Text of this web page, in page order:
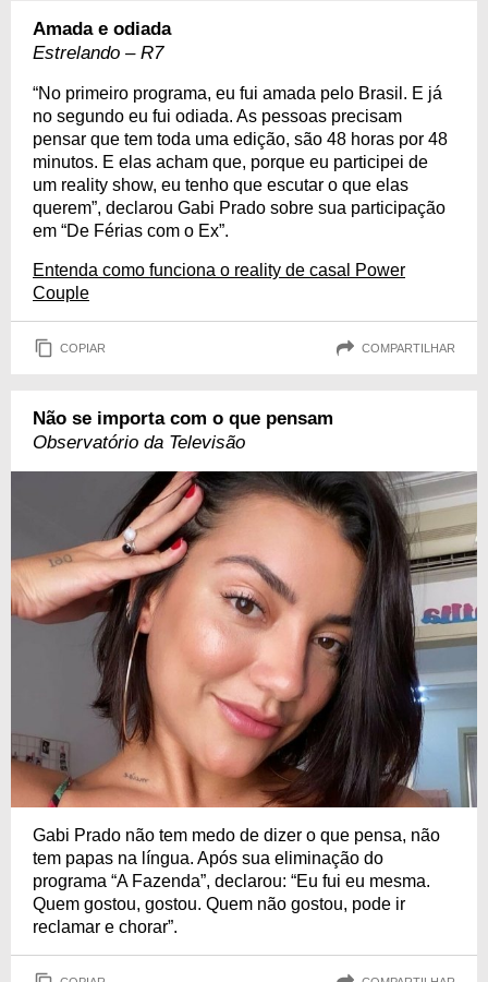
Amada e odiada
Estrelando – R7
“No primeiro programa, eu fui amada pelo Brasil. E já
no segundo eu fui odiada. As pessoas precisam
pensar que tem toda uma edição, são 48 horas por 48
minutos. E elas acham que, porque eu participei de
um reality show, eu tenho que escutar o que elas
querem”, declarou Gabi Prado sobre sua participação
em “De Férias com o Ex”.
Entenda como funciona o reality de casal Power
Couple
COPIAR COMPARTILHAR
Não se importa com o que pensam
Observatório da Televisão
Gabi Prado não tem medo de dizer o que pensa, não
tem papas na língua. Após sua eliminação do
programa “A Fazenda”, declarou: “Eu fui eu mesma.
Quem gostou, gostou. Quem não gostou, pode ir
reclamar e chorar”.